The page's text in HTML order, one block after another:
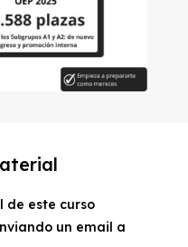
de este curso
un email a